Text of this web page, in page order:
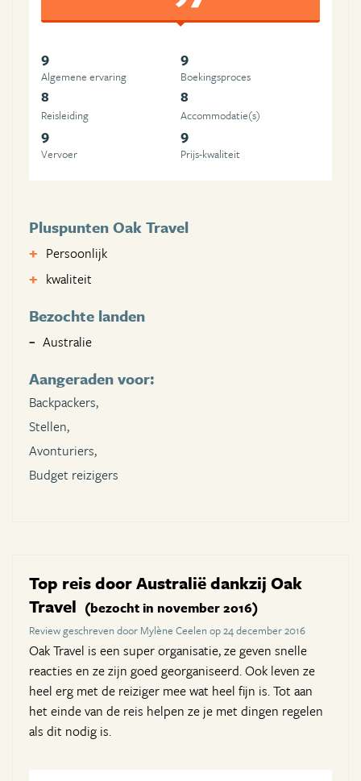
9
Algemene ervaring
9
Boekingsproces
8
Reisleiding
8
Accommodatie(s)
9
Vervoer
9
Prijs-kwaliteit
Pluspunten Oak Travel
Persoonlijk
kwaliteit
Bezochte landen
Australie
Aangeraden voor:
Backpackers,
Stellen,
Avonturiers,
Budget reizigers
Top reis door Australië dankzij Oak
Travel (bezocht in november 2016)
Review geschreven door Mylène Ceelen op 24 december 2016
Oak Travel is een super organisatie, ze geven snelle
reacties en ze zijn goed georganiseerd. Ook leven ze
heel erg met de reiziger mee wat heel fijn is. Tot aan
het einde van de reis helpen ze je met dingen regelen
als dit nodig is.